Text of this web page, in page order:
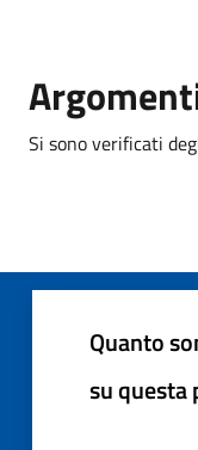
Si sono verificati
Quanto
su questa